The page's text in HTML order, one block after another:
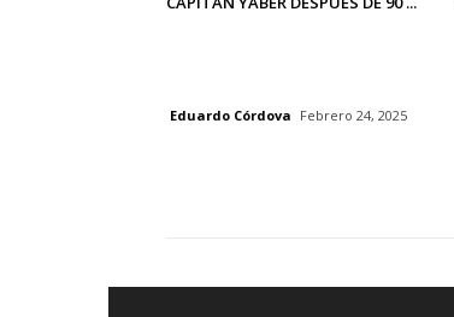
Eduardo Córdova Febrero 24, 2025